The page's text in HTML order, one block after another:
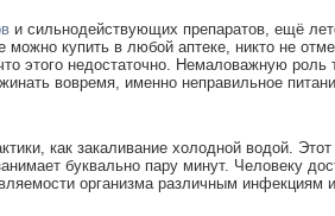
и сильнодействующих препаратов, ещё
купить в любой аптеке, никто не
этого недостаточно. Немаловажную роль
вовремя, именно неправильное
как закаливание холодной водой. Этот
буквально пару минут. Человеку
организма различным инфекциям